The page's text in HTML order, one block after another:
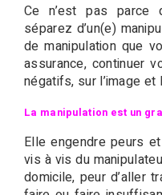
Ce n’est pas parce
séparez d’un(e)
de manipulation que
assurance, continuer
négatifs, sur l’image et
La manipulation est un
Elle engendre peurs
vis à vis du
domicile, peur d’aller